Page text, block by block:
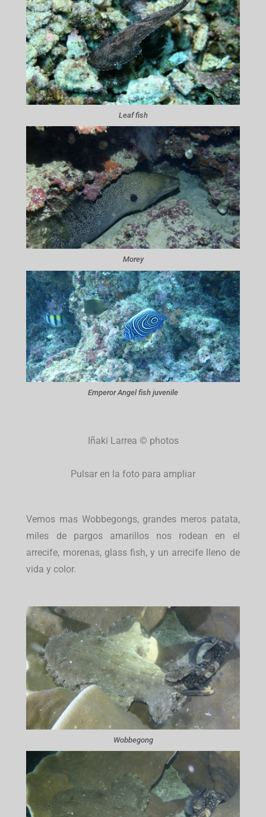
Leaf fish
Morey
Emperor Angel fish juvenile
Iñaki Larrea © photos
Pulsar en la foto para ampliar
Vemos mas Wobbegongs, grandes meros patata,
miles de pargos amarillos nos rodean en el
arrecife, morenas, glass fish, y un arrecife lleno de
vida y color.
Wobbegong